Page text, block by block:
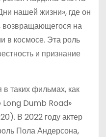
нашей жизни», где он
возвращающегося на
в космосе. Эта роль
и признание
таких фильмах, как
Long Dumb Road»
В 2022 году актер
Пола Андерсона,